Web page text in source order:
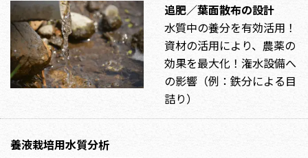
追肥／葉面散布の設計
水質中の養分を有効活用！
資材の活用により、農薬の
効果を最大化！潅水設備へ
の影響（例：鉄分による目
詰り）
養液栽培用水質分析